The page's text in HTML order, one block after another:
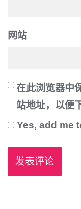
网站
在此浏览器中
站地址，以便
Yes, add me